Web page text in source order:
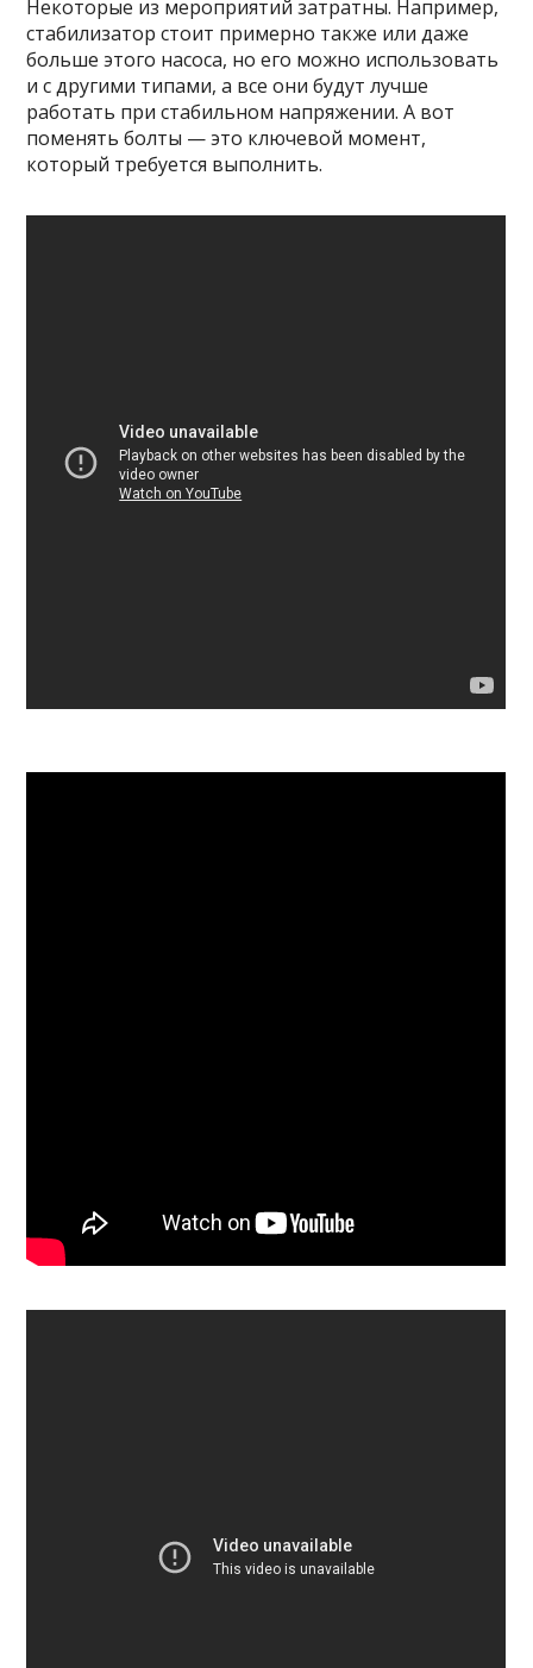
Некоторые из мероприятий затратны. Например,
стабилизатор стоит примерно также или даже
больше этого насоса, но его можно использовать
и с другими типами, а все они будут лучше
работать при стабильном напряжении. А вот
поменять болты — это ключевой момент,
который требуется выполнить.